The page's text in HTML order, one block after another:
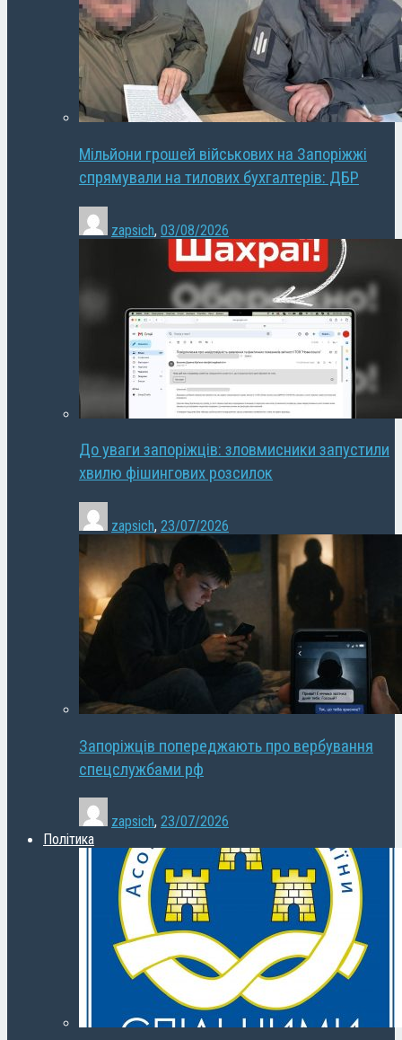
Мільйони грошей військових на Запоріжжі
спрямували на тилових бухгалтерів: ДБР
zapsich, 03/08/2026
До уваги запоріжців: зловмисники запустили
хвилю фішингових розсилок
zapsich, 23/07/2026
Запоріжців попереджають про вербування
спецслужбами рф
zapsich, 23/07/2026
Політика